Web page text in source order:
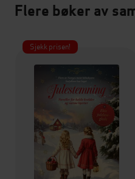
Flere bøker av
Sjekk prisen!